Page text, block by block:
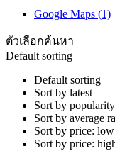
Google Maps (1)
ตัวเลือกค้นหา
Default sorting
Default sorting
Sort by latest
Sort by popularity
Sort by average
Sort by price:
Sort by price: